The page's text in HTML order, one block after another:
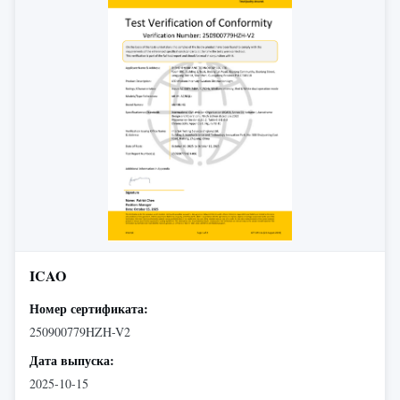
ICAO
Номер сертификата:
250900779HZH-V2
Дата выпуска:
2025-10-15